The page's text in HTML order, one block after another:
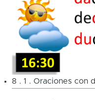
8 . 1 . Oraciones con d